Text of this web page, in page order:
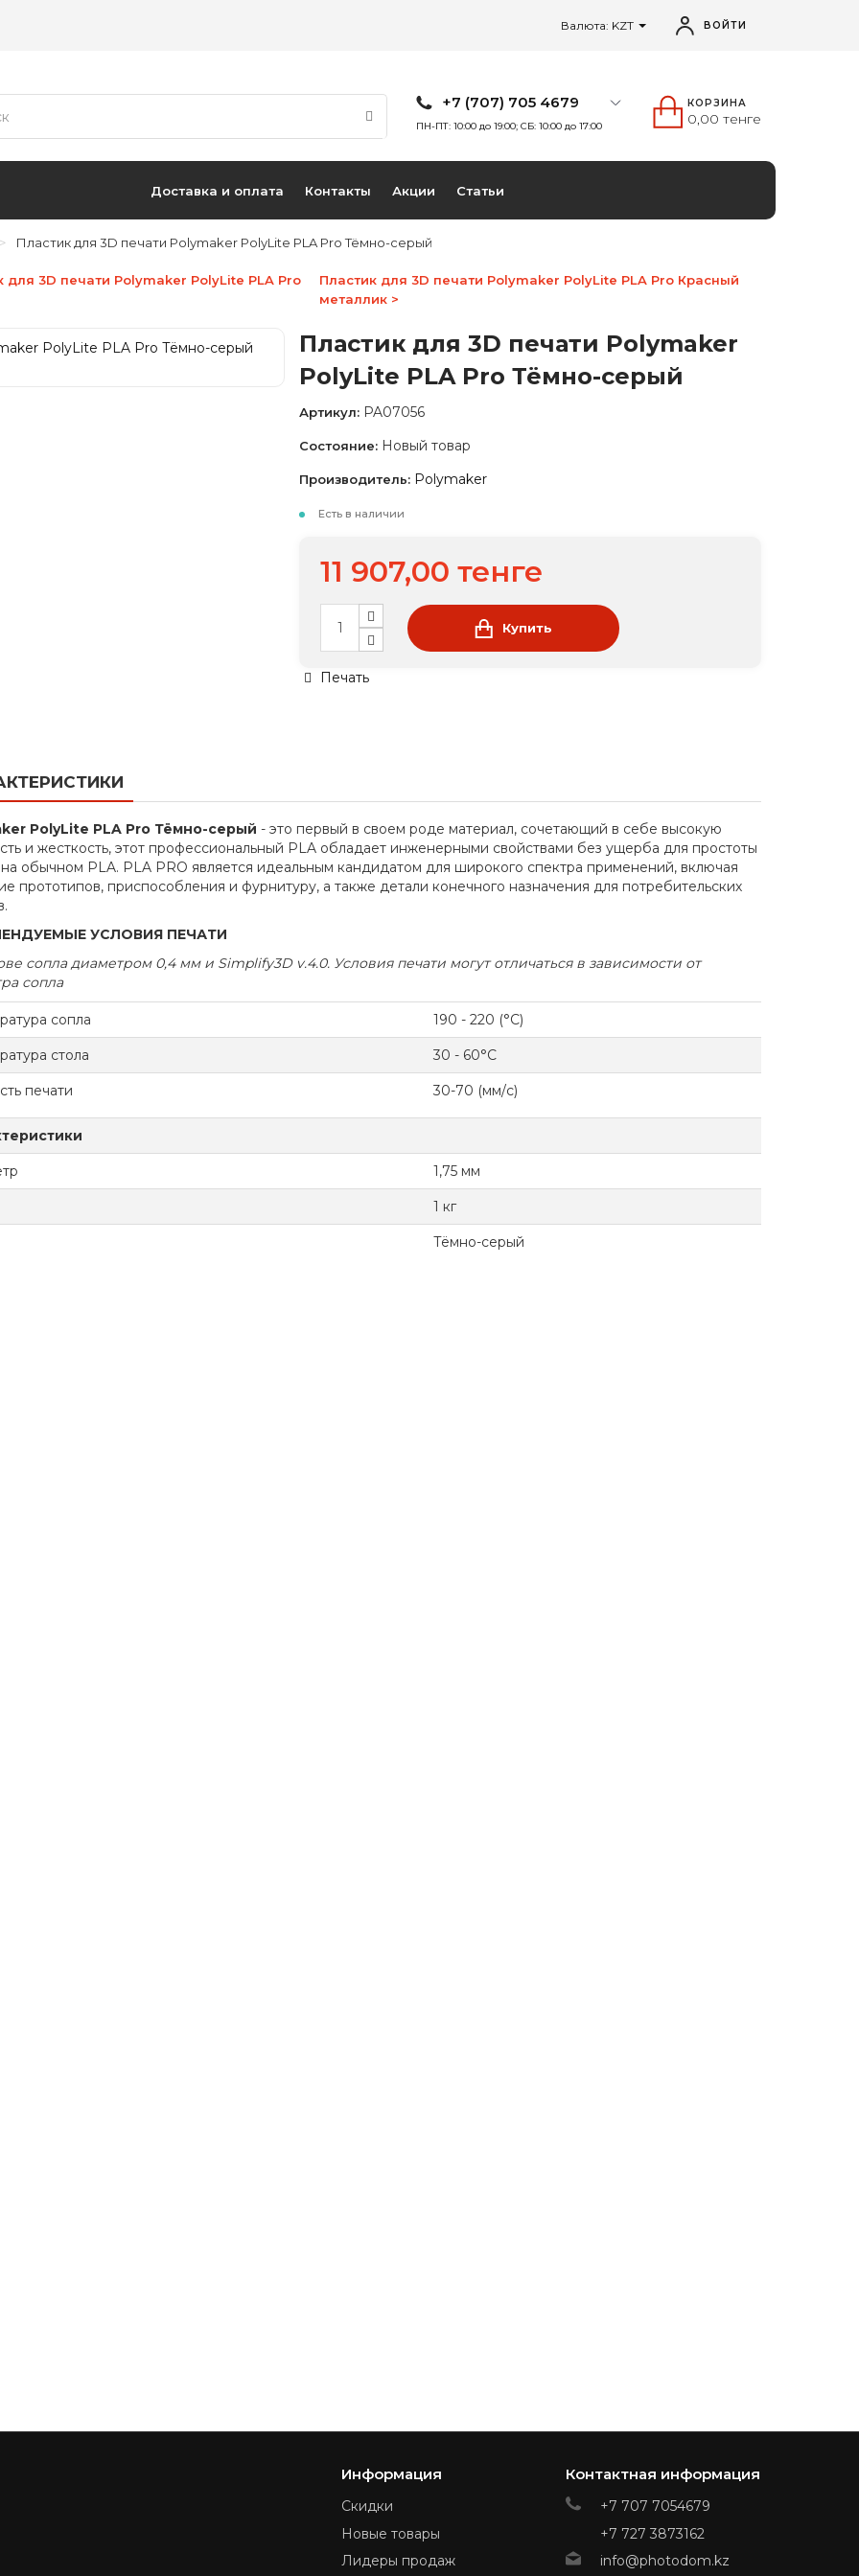
Валюта: KZT ВОЙТИ
+7 (707) 705 4679
ПН-ПТ: 10:00 до 19:00; СБ: 10:00 до 17:00
КОРЗИНА
0,00 тенге
Доставка и оплата Контакты Акции Статьи
Пластик для 3D печати Polymaker PolyLite PLA Pro Тёмно-серый
для 3D печати Polymaker PolyLite PLA Pro
Пластик для 3D печати Polymaker PolyLite PLA Pro Красный
металлик >
Пластик для 3D печати Polymaker
PolyLite PLA Pro Тёмно-серый
Артикул: PA07056
Состояние: Новый товар
Производитель: Polymaker
Есть в наличии
11 907,00 тенге
Купить
Печать
PolyLite PLA Pro Тёмно-серый - это первый в своем роде материал, сочетающий в себе высокую
и жесткость, этот профессиональный PLA обладает инженерными свойствами без ущерба для простоты
на обычном PLA. PLA PRO является идеальным кандидатом для широкого спектра применений, включая
прототипов, приспособления и фурнитуру, а также детали конечного назначения для потребительских
УСЛОВИЯ ПЕЧАТИ
сопла диаметром 0,4 мм и Simplify3D v.4.0. Условия печати могут отличаться в зависимости от
сопла
сопла 190 - 220 (°C)
стола 30 - 60°C
печати 30-70 (мм/с)
1,75 мм
1 кг
Тёмно-серый
Информация
Скидки
Новые товары
Лидеры продаж
Контактная информация
+7 707 7054679
+7 727 3873162
info@photodom.kz